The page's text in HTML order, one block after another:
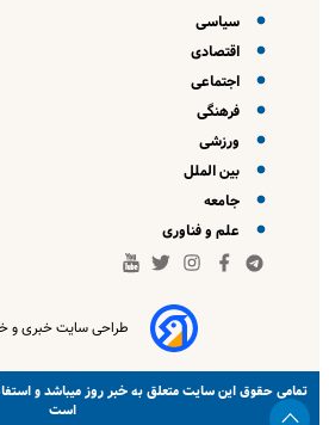
سیاسی
اقتصادی
اجتماعی
فرهنگی
ورزشی
بین الملل
جامعه
علم و فناوری
طراحی سایت خبری و
تمامی حقوق این سایت متعلق بهخبر روزمیباشد و
است